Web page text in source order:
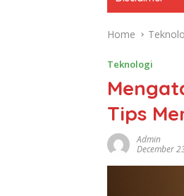
Home
Teknologi
Tips
Admin
December